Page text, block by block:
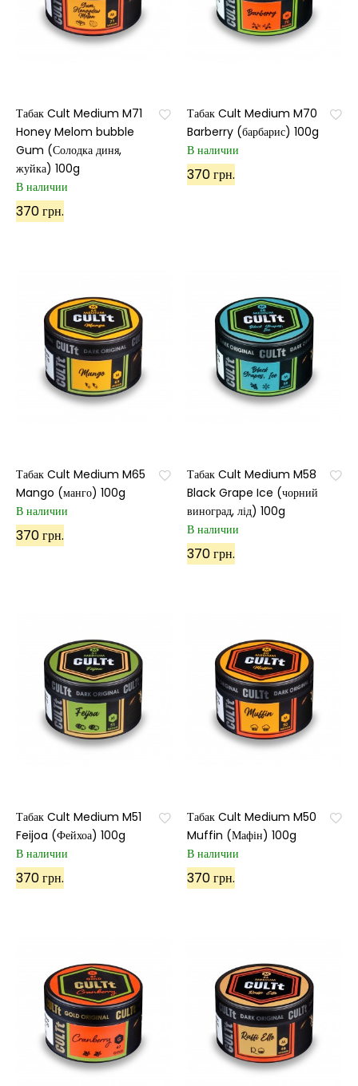
Табак Cult Medium M71
Honey Melom bubble
Gum (Солодка диня,
жуйка) 100g
В наличии
370 грн.
Табак Cult Medium M70
Barberry (барбарис) 100g
В наличии
370 грн.
Табак Cult Medium M65
Mango (манго) 100g
В наличии
370 грн.
Табак Cult Medium M58
Black Grape Ice (чорний
виноград, лід) 100g
В наличии
370 грн.
Табак Cult Medium M51
Feijoa (Фейхоа) 100g
В наличии
370 грн.
Табак Cult Medium M50
Muffin (Мафін) 100g
В наличии
370 грн.